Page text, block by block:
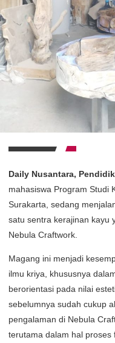
Daily Nusantara,
mahasiswa Program Studi
Surakarta, sedang
satu sentra kerajinan kayu
Nebula Craftwork.
Magang ini menjadi
ilmu kriya, khususnya
berorientasi pada nilai
sebelumnya sudah cukup
pengalaman di Nebula
terutama dalam hal proses